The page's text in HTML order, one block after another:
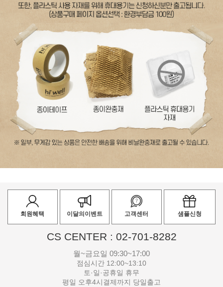
회원혜택 이달의이벤트 고객센터 샘플신청
CS CENTER : 02-701-8282
월~금요일 09:30~17:00
점심시간 12:00~13:10
토·일·공휴일 휴무
평일 오후4시결제까지 당일출고